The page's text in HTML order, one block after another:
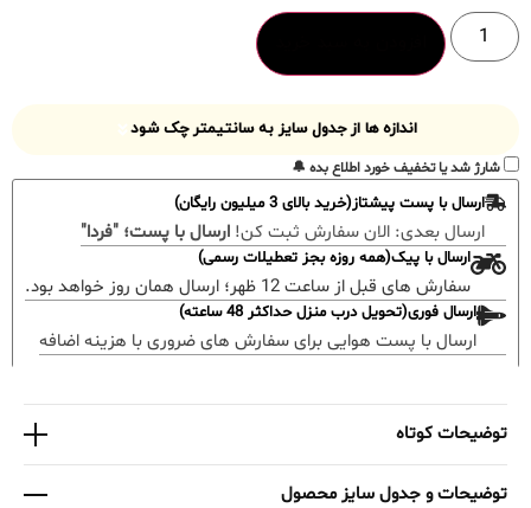
اندازه ها از جدول سایز به سانتیمتر چک شود
شارژ شد یا تخفیف خورد اطلاع بده 🔔
ارسال با پست پیشتاز(خرید بالای 3 میلیون رایگان)
ارسال بعدی: الان سفارش ثبت کن! ارسال با پست؛ "فردا"
ارسال با پیک(همه روزه بجز تعطیلات رسمی)
سفارش های قبل از ساعت 12 ظهر؛ ارسال همان روز خواهد بود.
ارسال فوری(تحویل درب منزل حداکثر 48 ساعته)
ارسال با پست هوایی برای سفارش های ضروری با هزینه اضافه
توضیحات کوتاه
توضیحات و جدول سایز محصول